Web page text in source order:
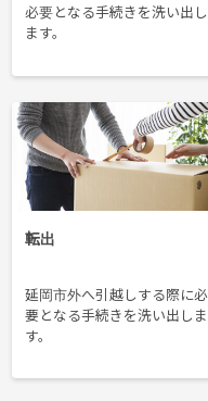
必要となる手続きを洗い出し
ます。
転出
延岡市外へ引越しする際に必
要となる手続きを洗い出しま
す。